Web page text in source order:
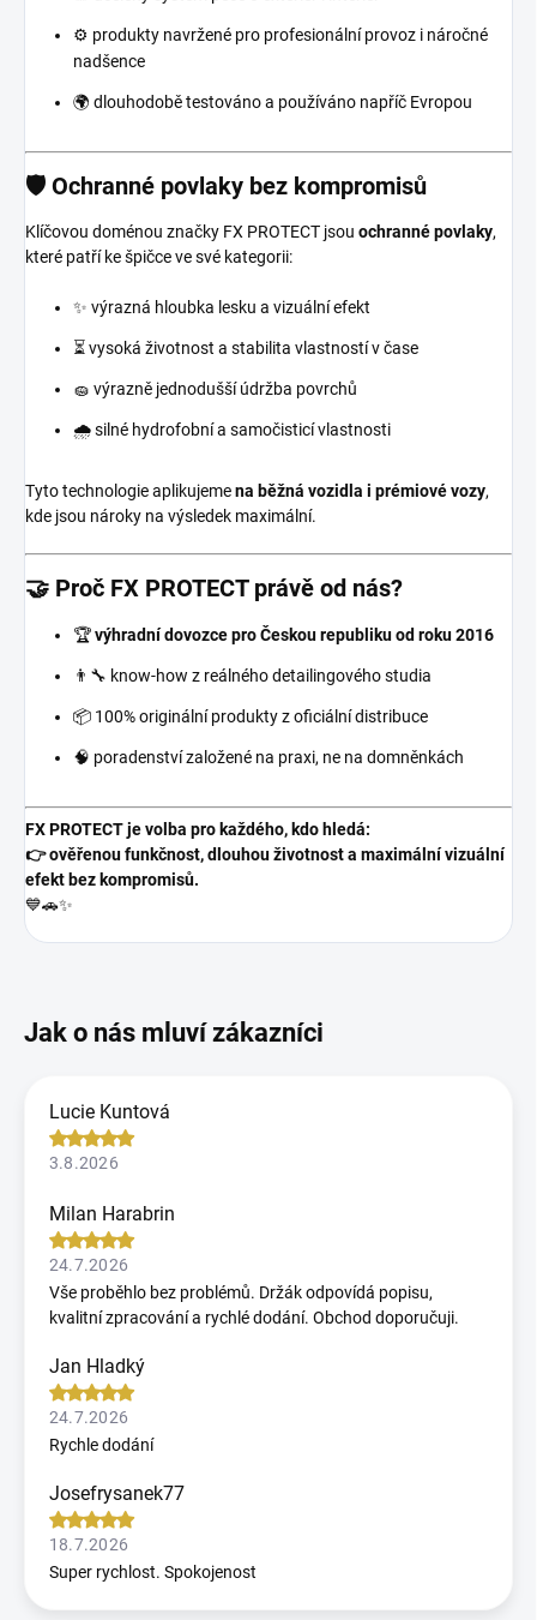
⚙️ produkty navržené pro profesionální provoz i náročné
nadšence
🌍 dlouhodobě testováno a používáno napříč Evropou
🛡️ Ochranné povlaky bez kompromisů
Klíčovou doménou značky FX PROTECT jsou ochranné povlaky,
které patří ke špičce ve své kategorii:
✨ výrazná hloubka lesku a vizuální efekt
⏳ vysoká životnost a stabilita vlastností v čase
🧽 výrazně jednodušší údržba povrchů
🌧️ silné hydrofobní a samočisticí vlastnosti
Tyto technologie aplikujemena běžná vozidla i prémiové vozy,
kde jsou nároky na výsledek maximální.
🤝 Proč FX PROTECT právě od nás?
🏆výhradní dovozce pro Českou republiku od roku 2016
👨‍🔧 know-how z reálného detailingového studia
📦 100% originální produkty z oficiální distribuce
🧠 poradenství založené na praxi, ne na domněnkách
FX PROTECT je volba pro každého, kdo hledá:
👉 ověřenou funkčnost, dlouhou životnost a maximální vizuální
efekt bez kompromisů.
💙🚗✨
Lucie Kuntová
3.8.2026
Milan Harabrin
24.7.2026
Vše proběhlo bez problémů. Držák odpovídá popisu,
kvalitní zpracování a rychlé dodání. Obchod doporučuji.
Jan Hladký
24.7.2026
Rychle dodání
Josefrysanek77
18.7.2026
Super rychlost. Spokojenost